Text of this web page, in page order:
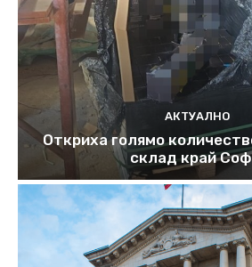
АКТУАЛНО
Откриха голямо
склад край